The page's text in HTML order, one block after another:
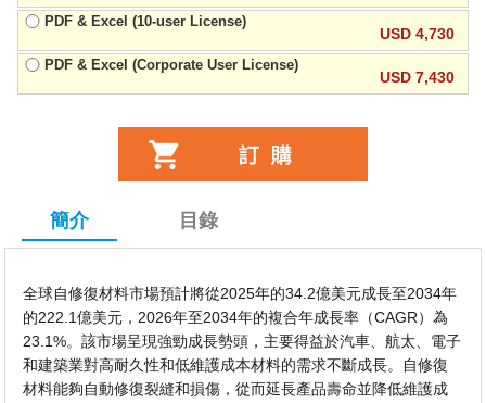
PDF & Excel (10-user License)
USD 4,730
PDF & Excel (Corporate User License)
USD 7,430
簡介 目錄
全球自修復材料市場預計將從2025年的34.2億美元成長至2034年
的222.1億美元，2026年至2034年的複合年成長率（CAGR）為
23.1%。該市場呈現強勁成長勢頭，主要得益於汽車、航太、電子
和建築業對高耐久性和低維護成本材料的需求不斷成長。自修復
材料能夠自動修復裂縫和損傷，從而延長產品壽命並降低維護成